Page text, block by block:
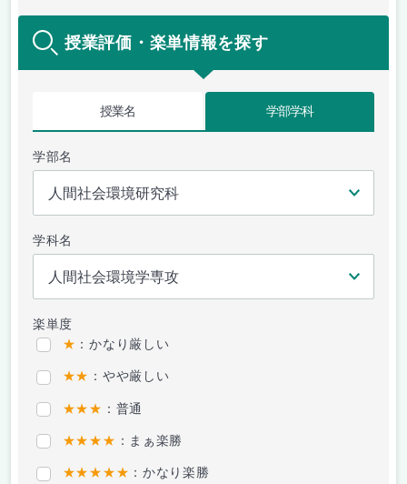
授業評価・楽単情報を探す
授業名 学部学科
学部名
学科名
楽単度
★ ：かなり厳しい
★★ ：やや厳しい
★★★ ：普通
★★★★ ：まぁ楽勝
★★★★★ ：かなり楽勝